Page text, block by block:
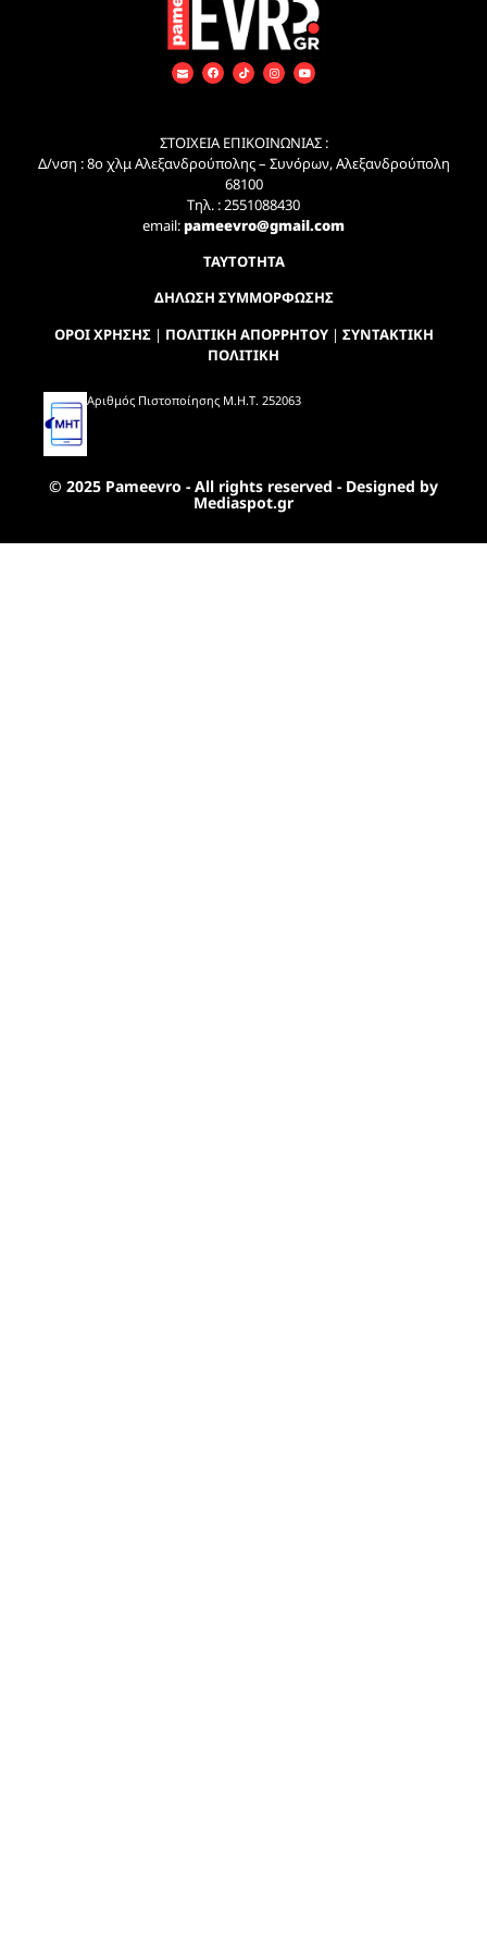
ΣΤΟΙΧΕΙΑ ΕΠΙΚΟΙΝΩΝΙΑΣ :
Δ/νση : 8ο χλμ Αλεξανδρούπολης – Συνόρων, Αλεξανδρούπολη
68100
Τηλ. : 2551088430
email:pameevro@gmail.com
ΤΑΥΤΟΤΗΤΑ
ΔΗΛΩΣΗ ΣΥΜΜΟΡΦΩΣΗΣ
ΟΡΟΙ ΧΡΗΣΗΣ| ΠΟΛΙΤΙΚΗ ΑΠΟΡΡΗΤΟΥ| ΣΥΝΤΑΚΤΙΚΗ
ΠΟΛΙΤΙΚΗ
Αριθμός Πιστοποίησης Μ.Η.Τ. 252063
© 2025 Pameevro - All rights reserved - Designed by
Mediaspot.gr